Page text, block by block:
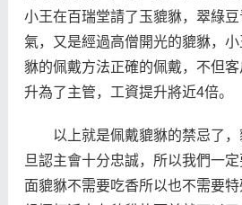
小王在百瑞堂請了玉貔貅，翠綠
氣，又是經過高僧開光的貔貅，
貅的佩戴方法正確的佩戴，不但
升為了主管，工資提升將近4倍。
以上就是佩戴貔貅的禁忌了
旦認主會十分忠誠，所以我們一
面貔貅不需要吃香所以也不需要